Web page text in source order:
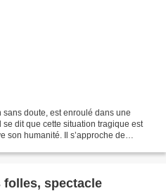
doute, est enroulé dans une
dit que cette situation tragique est
son humanité. Il s’approche de
folles, spectacle